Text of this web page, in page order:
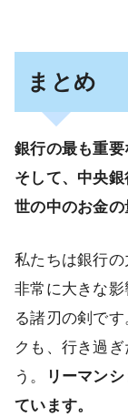
まとめ
銀行の最も重要
そして、中央銀
世の中のお金の
私たちは銀行
非常に大きな
る諸刃の剣で
クも、行き過
う。
リーマン
ています。